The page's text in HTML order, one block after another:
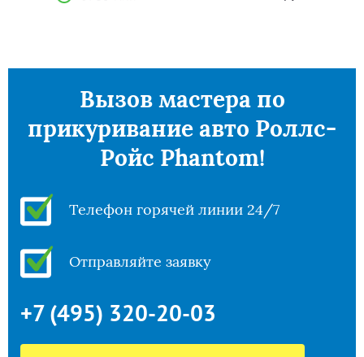
Вызов мастера по
прикуривание авто Роллс-
Ройс Phantom!
Телефон горячей линии 24/7
Отправляйте заявку
+7 (495) 320-20-03